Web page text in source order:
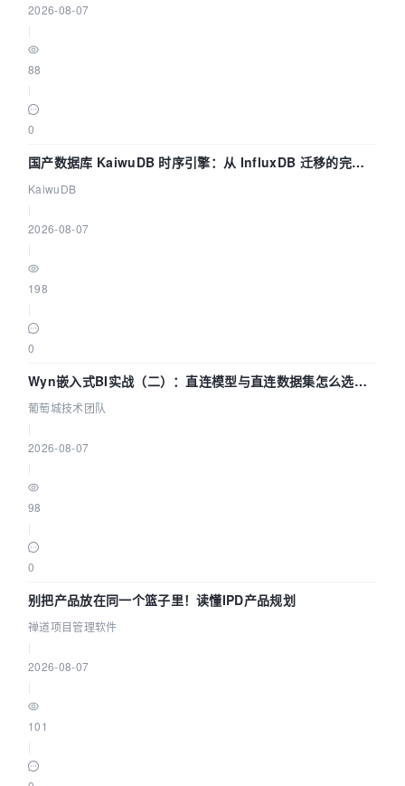
2026-08-07
88
0
国产数据库 KaiwuDB 时序引擎：从 InfluxDB 迁移的完整
技术路径
KaiwuDB
2026-08-07
198
0
Wyn嵌入式BI实战（二）：直连模型与直连数据集怎么选，
参数为什么不生效？| 葡萄城技术团队
葡萄城技术团队
2026-08-07
98
0
别把产品放在同一个篮子里！读懂IPD产品规划
禅道项目管理软件
2026-08-07
101